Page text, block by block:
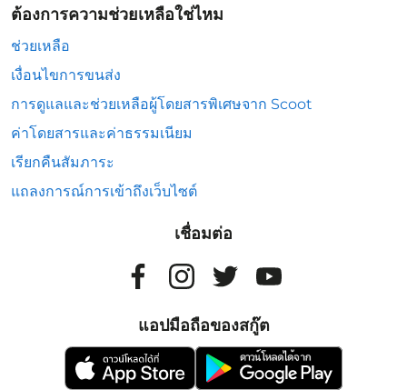
ต้องการความช่วยเหลือใช่ไหม
ช่วยเหลือ
เงื่อนไขการขนส่ง
การดูแลและช่วยเหลือผู้โดยสารพิเศษจาก Scoot
ค่าโดยสารและค่าธรรมเนียม
เรียกคืนสัมภาระ
แถลงการณ์การเข้าถึงเว็บไซต์
เชื่อมต่อ
แอปมือถือของสกู๊ต